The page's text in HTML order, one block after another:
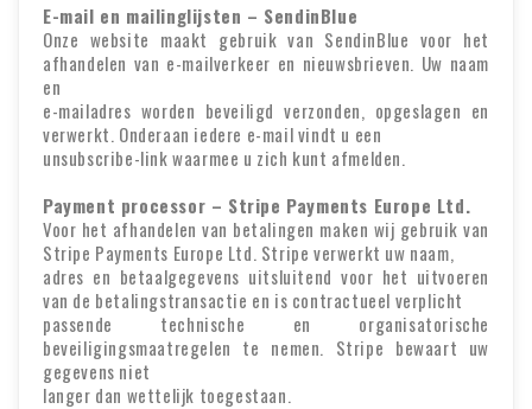
E-mail en mailinglijsten – SendinBlue
Onze website maakt gebruik van SendinBlue voor het
afhandelen van e-mailverkeer en nieuwsbrieven. Uw naam
en
e-mailadres worden beveiligd verzonden, opgeslagen en
verwerkt. Onderaan iedere e-mail vindt u een
unsubscribe-link waarmee u zich kunt afmelden.
Payment processor – Stripe Payments Europe Ltd.
Voor het afhandelen van betalingen maken wij gebruik van
Stripe Payments Europe Ltd. Stripe verwerkt uw naam,
adres en betaalgegevens uitsluitend voor het uitvoeren
van de betalingstransactie en is contractueel verplicht
passende technische en organisatorische
beveiligingsmaatregelen te nemen. Stripe bewaart uw
gegevens niet
langer dan wettelijk toegestaan.